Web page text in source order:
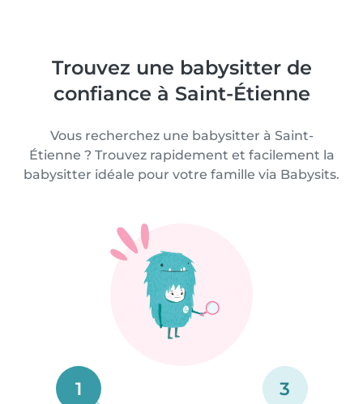
Trouvez une babysitter de
confiance à Saint-Étienne
Vous recherchez une babysitter à Saint-
Étienne ? Trouvez rapidement et facilement la
babysitter idéale pour votre famille via Babysits.
1 3